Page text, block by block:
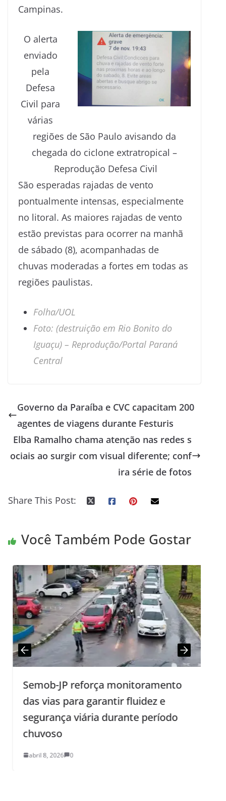
Campinas.
O alerta
enviado
pela
Defesa
Civil para
várias
regiões de São Paulo avisando da
chegada do ciclone extratropical –
Reprodução Defesa Civil
São esperadas rajadas de vento
pontualmente intensas, especialmente
no litoral. As maiores rajadas de vento
estão previstas para ocorrer na manhã
de sábado (8), acompanhadas de
chuvas moderadas a fortes em todas as
regiões paulistas.
Folha/UOL
Foto: (destruição em Rio Bonito do
Iguaçu) – Reprodução/Portal Paraná
Central
Governo da Paraíba e CVC capacitam 200
agentes de viagens durante Festuris
Elba Ramalho chama atenção nas redes s
ociais ao surgir com visual diferente; conf
ira série de fotos
Share This Post:
Você Também Pode Gostar
Semob-JP reforça monitoramento
das vias para garantir fluidez e
segurança viária durante período
chuvoso
abril 8, 2026 0